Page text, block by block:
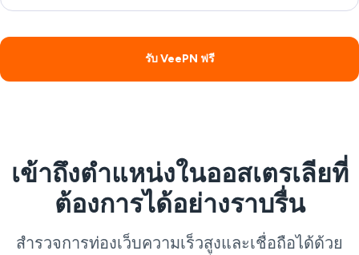
รับ VeePN ฟรี
เข้าถึงตำแหน่งในออสเตรเลียที่
ต้องการได้อย่างราบรื่น
สำรวจการท่องเว็บความเร็วสูงและเชื่อถือได้ด้วย